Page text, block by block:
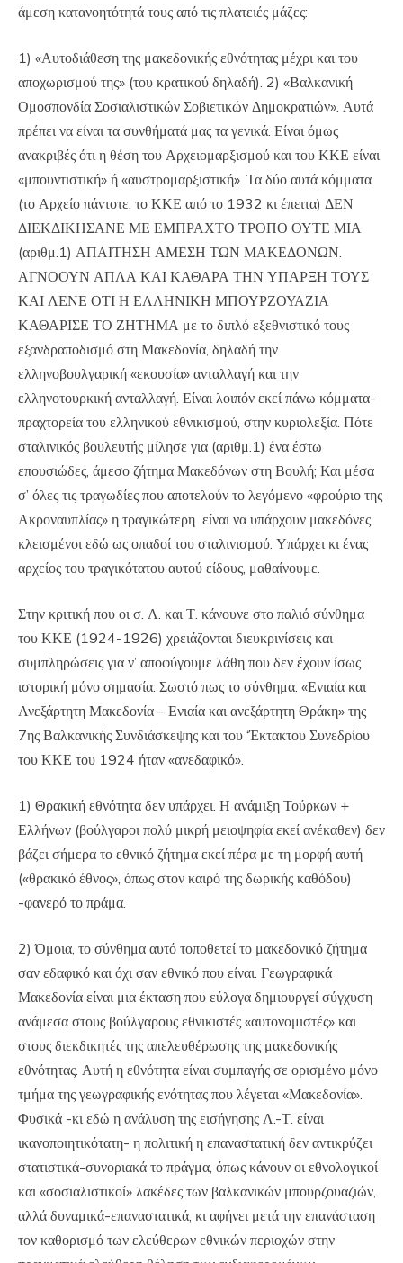
άμεση κατανοητότητά τους από τις πλατειές μάζες:
1) «Αυτοδιάθεση της μακεδονικής εθνότητας μέχρι και του
αποχωρισμού της» (του κρατικού δηλαδή). 2) «Βαλκανική
Ομοσπονδία Σοσιαλιστικών Σοβιετικών Δημοκρατιών». Αυτά
πρέπει να είναι τα συνθήματά μας τα γενικά. Είναι όμως
ανακριβές ότι η θέση του Αρχειομαρξισμού και του ΚΚΕ είναι
«μπουντιστική» ή «αυστρομαρξιστική». Τα δύο αυτά κόμματα
(το Αρχείο πάντοτε, το ΚΚΕ από το 1932 κι έπειτα) ΔΕΝ
ΔΙΕΚΔΙΚΗΣΑΝΕ ΜΕ ΕΜΠΡΑΧΤΟ ΤΡΟΠΟ ΟΥΤΕ ΜΙΑ
(αριθμ.1) ΑΠΑΙΤΗΣΗ ΑΜΕΣΗ ΤΩΝ ΜΑΚΕΔΟΝΩΝ.
ΑΓΝΟΟΥΝ ΑΠΛΑ ΚΑΙ ΚΑΘΑΡΑ ΤΗΝ ΥΠΑΡΞΗ ΤΟΥΣ
ΚΑΙ ΛΕΝΕ ΟΤΙ Η ΕΛΛΗΝΙΚΗ ΜΠΟΥΡΖΟΥΑΖΙΑ
ΚΑΘΑΡΙΣΕ ΤΟ ΖΗΤΗΜΑ με το διπλό εξεθνιστικό τους
εξανδραποδισμό στη Μακεδονία, δηλαδή την
ελληνοβουλγαρική «εκουσία» ανταλλαγή και την
ελληνοτουρκική ανταλλαγή. Είναι λοιπόν εκεί πάνω κόμματα-
πραχτορεία του ελληνικού εθνικισμού, στην κυριολεξία. Πότε
σταλινικός βουλευτής μίλησε για (αριθμ.1) ένα έστω
επουσιώδες, άμεσο ζήτημα Μακεδόνων στη Βουλή; Και μέσα
σ’ όλες τις τραγωδίες που αποτελούν το λεγόμενο «φρούριο της
Ακροναυπλίας» η τραγικώτερη είναι να υπάρχουν μακεδόνες
κλεισμένοι εδώ ως οπαδοί του σταλινισμού. Υπάρχει κι ένας
αρχείος του τραγικότατου αυτού είδους, μαθαίνουμε.
Στην κριτική που οι σ. Λ. και Τ. κάνουνε στο παλιό σύνθημα
του ΚΚΕ (1924-1926) χρειάζονται διευκρινίσεις και
συμπληρώσεις για ν’ αποφύγουμε λάθη που δεν έχουν ίσως
ιστορική μόνο σημασία: Σωστό πως το σύνθημα: «Ενιαία και
Ανεξάρτητη Μακεδονία – Ενιαία και ανεξάρτητη Θράκη» της
7ης Βαλκανικής Συνδιάσκεψης και του ‘Έκτακτου Συνεδρίου
του ΚΚΕ του 1924 ήταν «ανεδαφικό».
1) Θρακική εθνότητα δεν υπάρχει. Η ανάμιξη Τούρκων +
Ελλήνων (βούλγαροι πολύ μικρή μειοψηφία εκεί ανέκαθεν) δεν
βάζει σήμερα το εθνικό ζήτημα εκεί πέρα με τη μορφή αυτή
(«θρακικό έθνος», όπως στον καιρό της δωρικής καθόδου)
-φανερό το πράμα.
2) Όμοια, το σύνθημα αυτό τοποθετεί το μακεδονικό ζήτημα
σαν εδαφικό και όχι σαν εθνικό που είναι. Γεωγραφικά
Μακεδονία είναι μια έκταση που εύλογα δημιουργεί σύγχυση
ανάμεσα στους βούλγαρους εθνικιστές «αυτονομιστές» και
στους διεκδικητές της απελευθέρωσης της μακεδονικής
εθνότητας. Αυτή η εθνότητα είναι συμπαγής σε ορισμένο μόνο
τμήμα της γεωγραφικής ενότητας που λέγεται «Μακεδονία».
Φυσικά -κι εδώ η ανάλυση της εισήγησης Λ.-Τ. είναι
ικανοποιητικότατη- η πολιτική η επαναστατική δεν αντικρύζει
στατιστικά-συνοριακά το πράγμα, όπως κάνουν οι εθνολογικοί
και «σοσιαλιστικοί» λακέδες των βαλκανικών μπουρζουαζιών,
αλλά δυναμικά-επαναστατικά, κι αφήνει μετά την επανάσταση
τον καθορισμό των ελεύθερων εθνικών περιοχών στην